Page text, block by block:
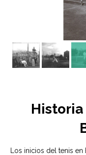
Los inicios del tenis